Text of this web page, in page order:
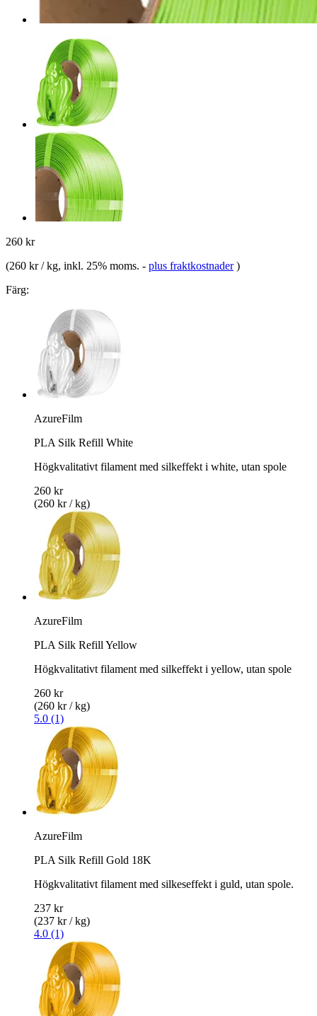
260 kr
(260 kr / kg, inkl. 25% moms. - plus fraktkostnader )
Färg:
AzureFilm
PLA Silk Refill White
Högkvalitativt filament med silkeffekt i white, utan spole
260 kr
(260 kr / kg)
AzureFilm
PLA Silk Refill Yellow
Högkvalitativt filament med silkeffekt i yellow, utan spole
260 kr
(260 kr / kg)
5.0 (1)
AzureFilm
PLA Silk Refill Gold 18K
Högkvalitativt filament med silkeseffekt i guld, utan spole.
237 kr
(237 kr / kg)
4.0 (1)